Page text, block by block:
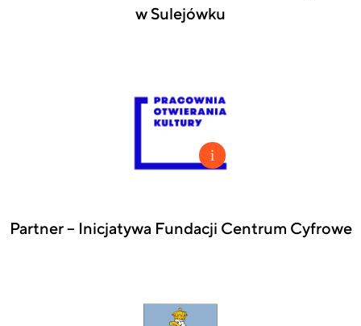
w Sulejówku
Partner – Inicjatywa Fundacji Centrum Cyfrowe